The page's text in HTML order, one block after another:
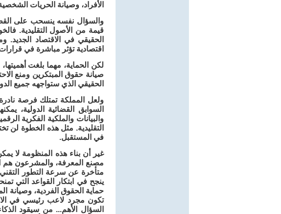
الأفراد، وصيانة الحريات
والسؤال نفسه ينسحب على
قيمة من الأصول التقليدية.
الحقيقي في الاقتصاد
اقتصادية تؤثر مباشرة في
لكن الحماية، مهما بلغت
صيانة حقوق المبتكرين ومنع
الحقيقي الذي ستواجهه جميع
ولعل المملكة تمتلك فرصة
السوابق القضائية الدولية،
والبيانات والملكية الفكرية
التقليدية. مثل هذه الخطوة لن
في المستقبل.
غير أن بناء هذه المنظومة لا
مصنع المعرفة، والمشرعون هم
متأخرة عن سرعة التطور التقني.
ينجح في ابتكار القواعد التي
حماية الحقوق الفردية، وصيانة
تكون مجرد لاعب رئيسي في
السؤال الأهم... من سيقود